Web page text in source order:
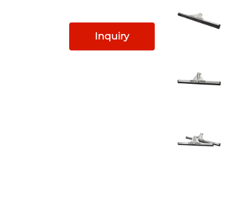
Inquiry